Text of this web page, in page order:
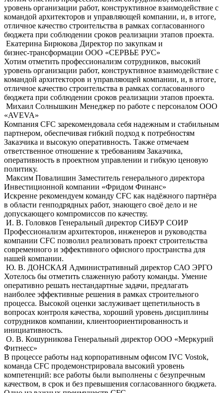
уровень организации работ, конструктивное взаимодействие с
командой архитекторов и управляющей компании, и, в итоге,
отличное качество строительства в рамках согласованного
бюджета при соблюдении сроков реализации этапов проекта.
Екатерина Бирюкова Директор по закупкам и
бизнес-трансформации ООО «СЕРВЬЕ РУС»
Хотим отметить профессионализм сотрудников, высокий
уровень организации работ, конструктивное взаимодействие с
командой архитекторов и управляющей компании, и, в итоге,
отличное качество строительства в рамках согласованного
бюджета при соблюдении сроков реализации этапов проекта.
Михаил Солнышкин Менеджер по работе с персоналом ООО
«AVEVA»
Компания CFC зарекомендовала себя надежным и стабильным
партнером, обеспечивая гибкий подход к потребностям
Заказчика и высокую оперативность. Также отмечаем
ответственное отношение к требованиям Заказчика,
оперативность в проектном управлении и гибкую ценовую
политику.
Максим Повалишин Заместитель генерального директора
Инвестиционной компании «Фридом Финанс»
Искренне рекомендуем команду CFC как надёжного партнёра
в области генподрядных работ, знающего своё дело и не
допускающего компромиссов по качеству.
И. В. Головков Генеральный директор СИБУР СОИР
Профессионализм архитекторов, инженеров и руководства
компании CFC позволил реализовать проект строительства
современного и эффективного офисного пространства для
нашей компании.
Ю. В. ДОНСКАЯ Административный директор САО ЭРГО
Хотелось бы отметить слaженную работу команды. Умение
оперативно решать нестандартные задачи, предлагать
наиболее эффективные решения в рамках строительного
процесса. Высокой оценки заслуживает щепетильность в
вопросах контроля качества, хороший уровень дисциплины
сотрудников компании, клиентоориентированность и
инициативность.
О. В. Кошурникова Генеральный директор ООО «Меркурий
Фитнесс»
В процессе работы над корпоративным офисом IVC Vostok,
команда СFС продемонстрировала высокий уровень
компетенций: все работы были выполнены с безупречным
качеством, в срок и без превышения согласованного бюджета.